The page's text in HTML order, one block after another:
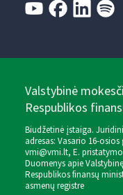
Valstybinė
Respublikos
Biudžetinė įstaiga.
adresas: Vasario 16-
vmi@vmi.lt, E.
Duomenys apie
Respublikos finansų
asmenų registre